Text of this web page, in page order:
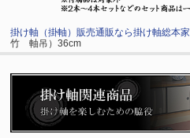
掛け軸（掛軸）販売通販なら掛け軸総本家
竹 軸吊）36cm